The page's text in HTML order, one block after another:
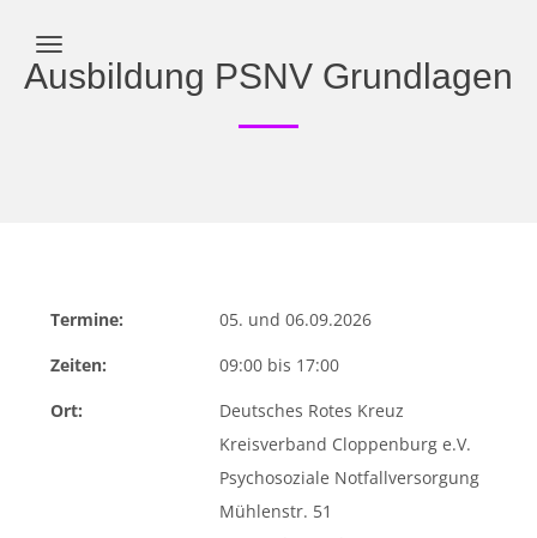
Ausbildung PSNV Grundlagen
Termine:
05. und 06.09.2026
Zeiten:
09:00 bis 17:00
Ort:
Deutsches Rotes Kreuz
Kreisverband Cloppenburg e.V.
Psychosoziale Notfallversorgung
Mühlenstr. 51